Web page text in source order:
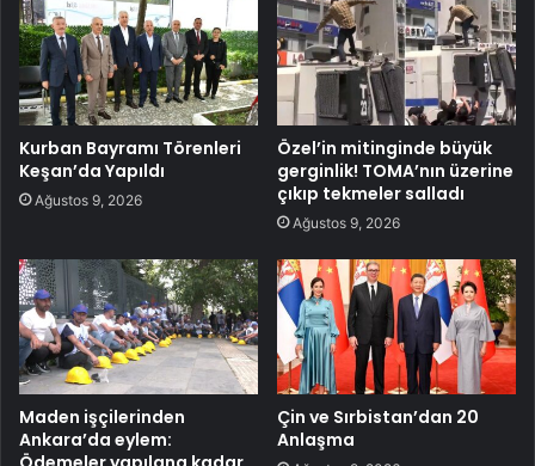
Kurban Bayramı Törenleri
Keşan’da Yapıldı
Ağustos 9, 2026
Özel’in mitinginde büyük
gerginlik! TOMA’nın üzerine
çıkıp tekmeler salladı
Ağustos 9, 2026
Maden işçilerinden
Ankara’da eylem:
Çin ve Sırbistan’dan 20
Anlaşma